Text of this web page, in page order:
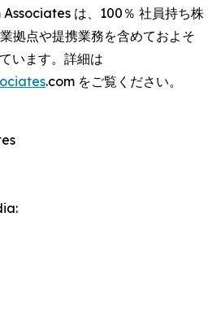
は、100％ 社員持ち株
拠点や提携業務を含めておよそ
います。詳細は
.com をご覧ください。